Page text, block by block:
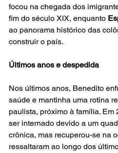
focou na chegada dos
fim do século XIX, enquanto
ao panorama histórico das
construir o país.
Últimos anos e despedida
Nos últimos anos, Benedito
saúde e mantinha uma rotina
paulista, próximo à família. Em
ser internado devido a um
crônica, mas recuperou-se na
ressaltaram ao longo dos